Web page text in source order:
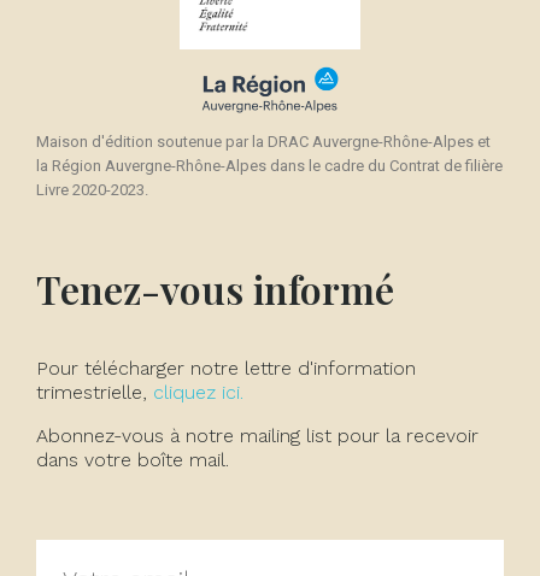
Maison d'édition soutenue par la DRAC Auvergne-Rhône-Alpes et
la Région Auvergne-Rhône-Alpes dans le cadre du Contrat de filière
Livre 2020-2023.
Tenez-vous informé
Pour télécharger notre lettre d'information
trimestrielle, cliquez ici.
Abonnez-vous à notre mailing list pour la recevoir
dans votre boîte mail.